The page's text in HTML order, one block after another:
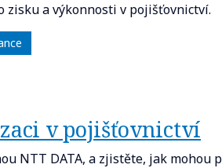
zisku a výkonnosti v pojišťovnictví.
v pojišťovnictví
NTT DATA, a zjistěte, jak mohou